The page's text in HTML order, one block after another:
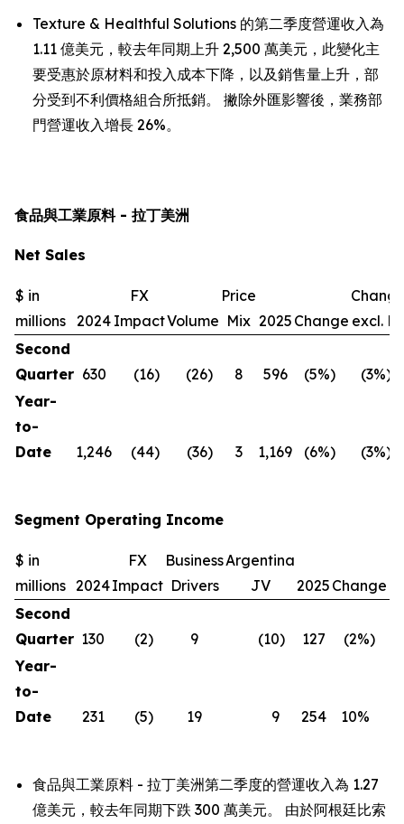
Texture & Healthful Solutions 的第二季度營運收入為
1.11 億美元，較去年同期上升 2,500 萬美元，此變化主
要受惠於原材料和投入成本下降，以及銷售量上升，部
分受到不利價格組合所抵銷。 撇除外匯影響後，業務部
門營運收入增長 26%。
食品與工業原料 - 拉丁美洲
Net Sales
$ in
millions 2024
FX
ImpactVolume
Price
Mix 2025 Change excl.
Second
Quarter 630 (16) (26) 8 596 (5%) (3%)
Year-
to-
Date
1,246 (44) (36) 3 1,169 (6%) (3%)
Segment Operating Income
$ in
millions 2024
FX
Impact
Business
Drivers
Argentina
JV
2025 Change
Second
Quarter 130 (2) 9 (10) 127 (2%)
Year-
to-
Date
231 (5) 19 9 254 10%
食品與工業原料 - 拉丁美洲第二季度的營運收入為 1.27
億美元，較去年同期下跌 300 萬美元。 由於阿根廷比索